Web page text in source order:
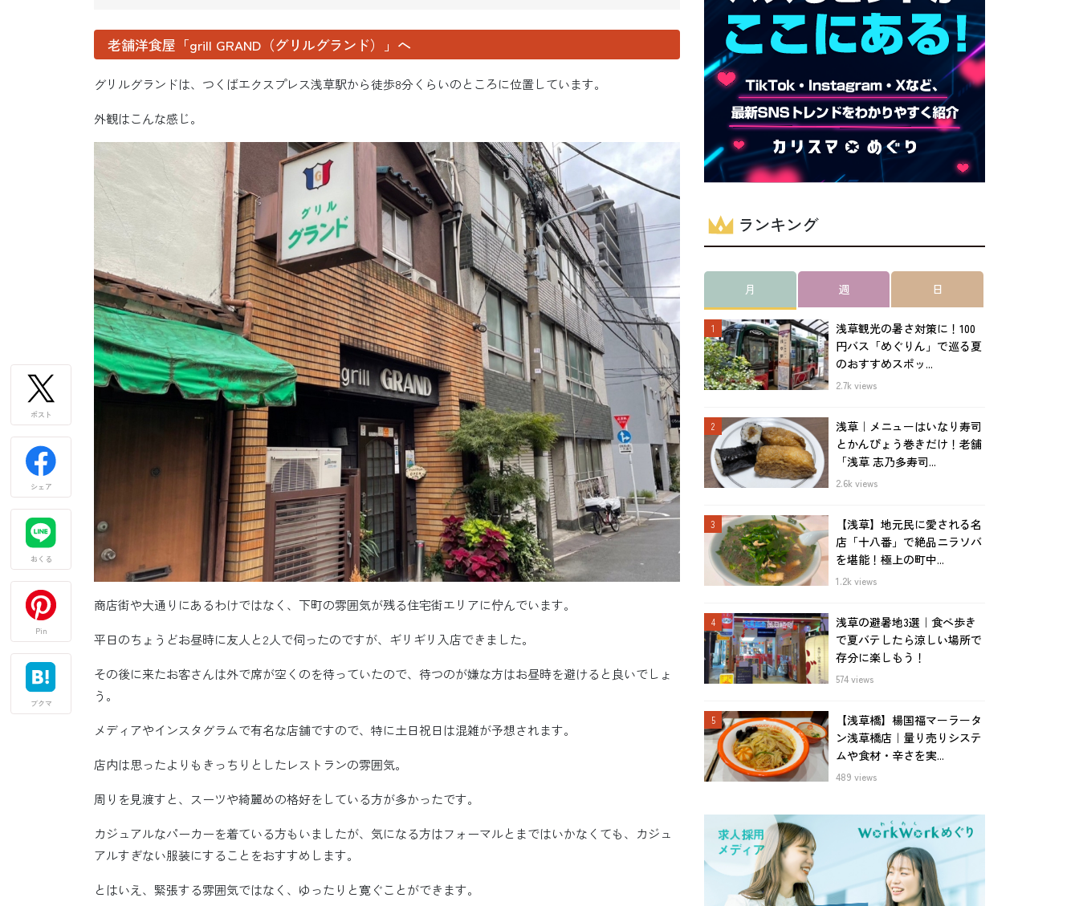
老舗洋食屋「grill GRAND（グリルグランド）」へ
グリルグランドは、つくばエクスプレス浅草駅から徒歩8分くらいのところに位置しています。
外観はこんな感じ。
商店街や大通りにあるわけではなく、下町の雰囲気が残る住宅街エリアに佇んでいます。
平日のちょうどお昼時に友人と2人で伺ったのですが、ギリギリ入店できました。
その後に来たお客さんは外で席が空くのを待っていたので、待つのが嫌な方はお昼時を避けると良いでしょ
う。
メディアやインスタグラムで有名な店舗ですので、特に土日祝日は混雑が予想されます。
店内は思ったよりもきっちりとしたレストランの雰囲気。
周りを見渡すと、スーツや綺麗めの格好をしている方が多かったです。
カジュアルなパーカーを着ている方もいましたが、気になる方はフォーマルとまではいかなくても、カジュ
アルすぎない服装にすることをおすすめします。
とはいえ、緊張する雰囲気ではなく、ゆったりと寛ぐことができます。
ランキング
月 週 日
浅草観光の暑さ対策に！100
円バス「めぐりん」で巡る夏
のおすすめスポッ...
2.7k views
浅草｜メニューはいなり寿司
とかんぴょう巻きだけ！老舗
「浅草 志乃多寿司...
2.6k views
【浅草】地元民に愛される名
店「十八番」で絶品ニラソバ
を堪能！極上の町中...
1.2k views
浅草の避暑地3選｜食べ歩き
で夏バテしたら涼しい場所で
存分に楽しもう！
574 views
【浅草橋】楊国福マーラータ
ン浅草橋店｜量り売りシステ
ムや食材・辛さを実...
489 views
ポスト
シェア
おくる
Pin
ブクマ